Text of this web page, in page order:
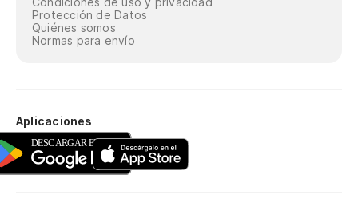
Protección de Datos
Quiénes somos
Normas para envío
Aplicaciones